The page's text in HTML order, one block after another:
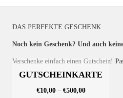
DAS PERFEKTE GESCHENK
Noch kein Geschenk? Und auch
Verschenke einfach einen Gutschein!
GUTSCHEINKARTE
€10,00– €500,00